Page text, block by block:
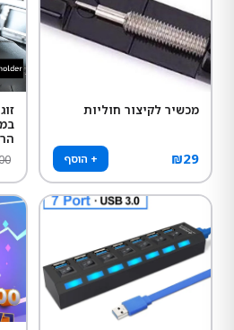
מכשיר לקיצור חוליות
₪29 + הוסף